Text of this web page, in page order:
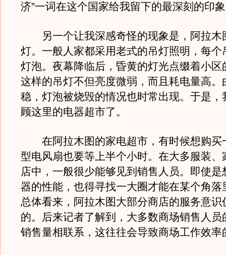
济”一词在这个国家给我留下的最深刻的印
另一个让我深感奇怪的现象是，阿拉木
灯。一般人家都采用老式的吊灯照明，每个
灯泡。夜幕降临后，昏黄的灯光点缀着小区
这样的吊灯不但亮度微弱，而且耗电量高。
稳，灯泡被烧毁的情况也时常出现。于是，
顾这里的电器超市了。
在阿拉木图的家电超市，有时候想购买
型电风扇也要等上半个小时。在大多服装、
店中，一般很少能够见到销售人员。即使是
器的性能，也得寻找一大圈才能在某个角落
总体看来，阿拉木图大部分商店的服务意识
的。后来记者了解到，大多数商场销售人员
销售量相联系，这往往会导致商场工作效率